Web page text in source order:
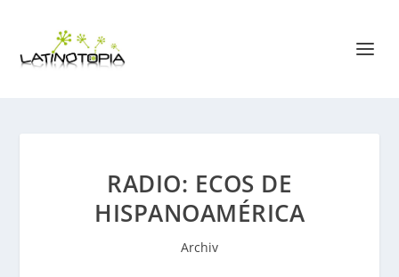
RADIO: ECOS DE
HISPANOAMÉRICA
Archiv